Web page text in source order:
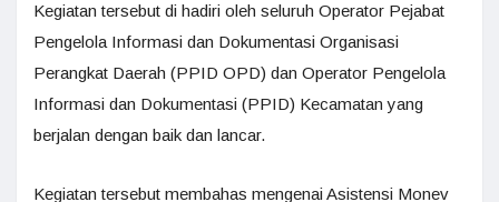
Kegiatan tersebut di hadiri oleh seluruh Operator Pejabat
Pengelola Informasi dan Dokumentasi Organisasi
Perangkat Daerah (PPID OPD) dan Operator Pengelola
Informasi dan Dokumentasi (PPID) Kecamatan yang
berjalan dengan baik dan lancar.
Kegiatan tersebut membahas mengenai Asistensi Monev